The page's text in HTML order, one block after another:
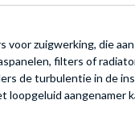
zuigwerking, die
filters of
de turbulentie in de
aangenamer